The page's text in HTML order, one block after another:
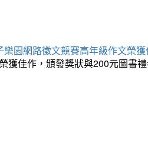
園網路徵文競賽高年級作文榮
獲佳作，頒發獎狀與200元圖書